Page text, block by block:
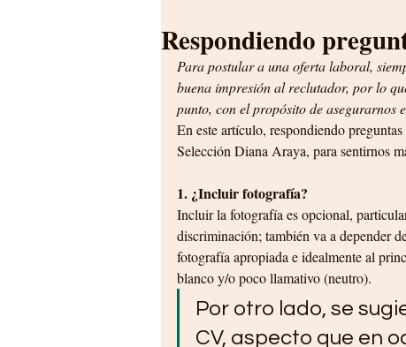
Soporte TI Desarrollo de
Respondiendo
Para postular a una oferta laboral,
buena impresión al reclutador, por lo
punto, con el propósito de asegurarnos
En este artículo, respondiendo
Selección Diana Araya, para sentirnos
1. ¿Incluir fotografía?
Incluir la fotografía es opcional,
discriminación; también va a depender
fotografía apropiada e idealmente al
blanco y/o poco llamativo (neutro).
Por otro lado, se
CV, aspecto que en